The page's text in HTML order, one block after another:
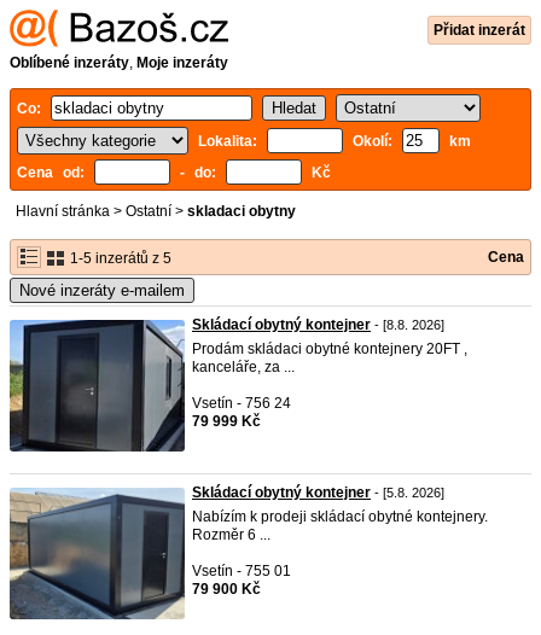
Přidat inzerát
Oblíbené inzeráty, Moje inzeráty
Co:
Lokalita:
Okolí:
km
Cena od:
- do: Kč
Hlavní stránka > Ostatní > skladaci obytny
1-5 inzerátů z 5 Cena
Nové inzeráty e-mailem
Skládací obytný kontejner - [8.8. 2026]
Prodám skládaci obytné kontejnery 20FT ,
kanceláře, za ...
Vsetín - 756 24
79 999 Kč
Skládací obytný kontejner - [5.8. 2026]
Nabízím k prodeji skládací obytné kontejnery.
Rozměr 6 ...
Vsetín - 755 01
79 900 Kč